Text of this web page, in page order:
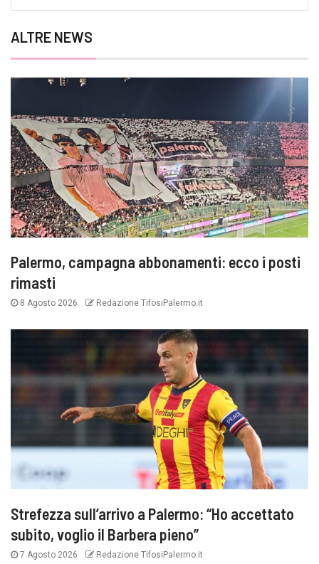
ALTRE NEWS
Palermo, campagna abbonamenti: ecco i posti
rimasti
8 Agosto 2026 Redazione TifosiPalermo.it
Strefezza sull’arrivo a Palermo: “Ho accettato
subito, voglio il Barbera pieno”
7 Agosto 2026 Redazione TifosiPalermo.it